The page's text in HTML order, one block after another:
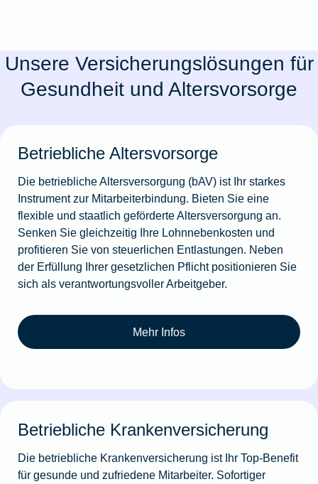
Unsere Versicherungslösungen für
Gesundheit und Altersvorsorge
Betriebliche Altersvorsorge
Die betriebliche Altersversorgung (bAV) ist Ihr starkes
Instrument zur Mitarbeiterbindung. Bieten Sie eine
flexible und staatlich geförderte Altersversorgung an.
Senken Sie gleichzeitig Ihre Lohnnebenkosten und
profitieren Sie von steuerlichen Entlastungen. Neben
der Erfüllung Ihrer gesetzlichen Pflicht positionieren Sie
sich als verantwortungsvoller Arbeitgeber.
Mehr Infos
Betriebliche Krankenversicherung
Die betriebliche Krankenversicherung ist Ihr Top-Benefit
für gesunde und zufriedene Mitarbeiter. Sofortiger